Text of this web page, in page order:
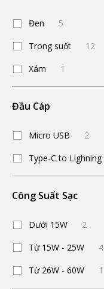
Đen
5
Trong suốt
12
Xám
1
Đầu Cáp
Micro USB
2
Type-C to Lighning
Công Suất Sạc
Dưới 15W
2
Từ 15W - 25W
4
Từ 26W - 60W
1